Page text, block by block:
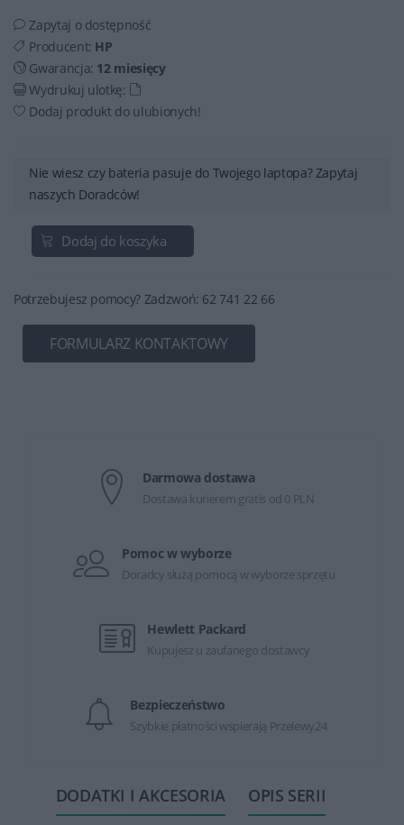
Zapytaj o dostępność
Producent: HP
Gwarancja: 12 miesięcy
Wydrukuj ulotkę:
Dodaj produkt do ulubionych!
Nie wiesz czy bateria pasuje do Twojego laptopa? Zapytaj
naszych Doradców!
Dodaj do koszyka
Potrzebujesz pomocy? Zadzwoń: 62 741 22 66
FORMULARZ KONTAKTOWY
Darmowa dostawa
Dostawa kurierem gratis od 0 PLN
Pomoc w wyborze
Doradcy służą pomocą w wyborze sprzętu
Hewlett Packard
Kupujesz u zaufanego dostawcy
Bezpieczeństwo
Szybkie płatności wspierają Przelewy24
DODATKI I AKCESORIA
OPIS SERII